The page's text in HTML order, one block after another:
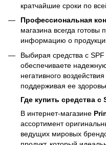
кратчайшие сроки по
Профессиональная
магазина всегда
информацию о
Выбирая средства с
обеспечиваете
негативного
поддерживая ее
Где купить средства с
В интернет-магазине
ассортимент
ведущих мировых